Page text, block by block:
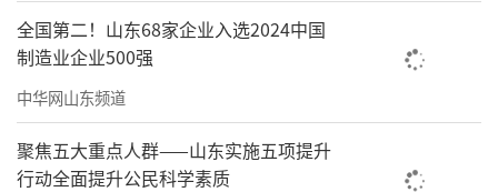
全国第二！山东68家企业入选2024中国
制造业企业500强
中华网山东频道
聚焦五大重点人群——山东实施五项提升
行动全面提升公民科学素质